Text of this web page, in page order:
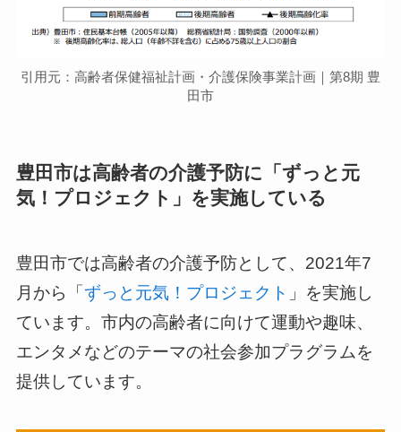
引用元：高齢者保健福祉計画・介護保険事業計画｜第8期 豊
田市
豊田市は高齢者の介護予防に「ずっと元
気！プロジェクト」を実施している
豊田市では高齢者の介護予防として、2021年7
月から「ずっと元気！プロジェクト 」を実施し
ています。市内の高齢者に向けて運動や趣味、
エンタメなどのテーマの社会参加プラグラムを
提供しています。